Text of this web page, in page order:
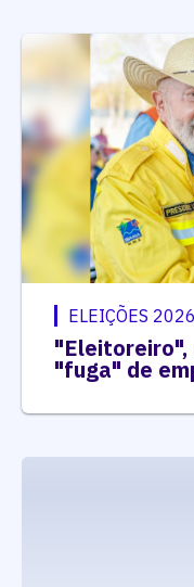
ELEIÇÕES 2026
"Eleitoreiro",
"fuga" de